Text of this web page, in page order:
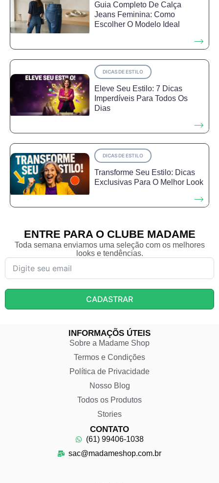
Guia Completo De Calça
Jeans Feminina: Como
Escolher O Modelo Ideal
DICAS DE ESTILO
Eleve Seu Estilo: 7 Dicas
Imperdíveis Para Todos Os
Dias
DICAS DE ESTILO
Transforme Seu Estilo: Dicas
Exclusivas Para O Melhor Look
ENTRE PARA O CLUBE MADAME
Toda semana enviamos uma seleção com os melhores
looks e tendências.
CADASTRAR
INFORMAÇÕS ÚTEIS
Sobre a Madame Shop
Termos e Condições
Política de Privacidade
Nosso Blog
Todos os Produtos
Stories
CONTATO
(61) 99406-1038
sac@madameshop.com.br